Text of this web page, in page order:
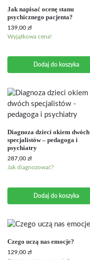
Jak napisać ocenę stanu
psychicznego pacjenta?
139,00 zł
Wyjątkowa cena!
Dodaj do koszyka
Diagnoza dzieci okiem dwóch
specjalistów – pedagoga i
psychiatry
287,00 zł
Jak diagnozować?
Dodaj do koszyka
Czego uczą nas emocje?
129,00 zł